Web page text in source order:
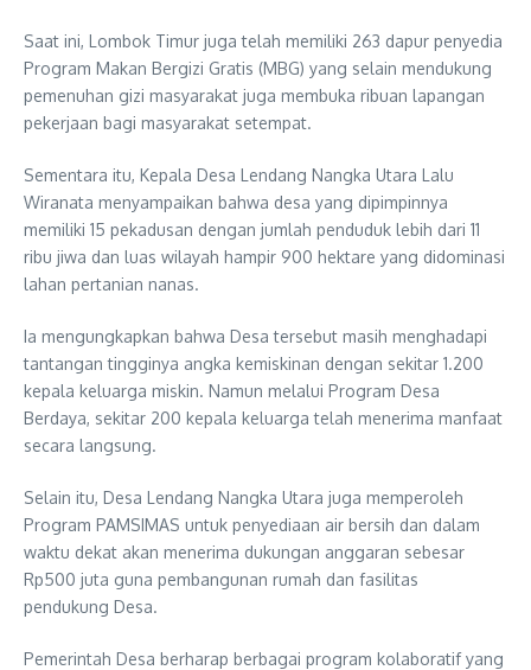
Saat ini, Lombok Timur juga telah memiliki 263 dapur penyedia
Program Makan Bergizi Gratis (MBG) yang selain mendukung
pemenuhan gizi masyarakat juga membuka ribuan lapangan
pekerjaan bagi masyarakat setempat.
Sementara itu, Kepala Desa Lendang Nangka Utara Lalu
Wiranata menyampaikan bahwa desa yang dipimpinnya
memiliki 15 pekadusan dengan jumlah penduduk lebih dari 11
ribu jiwa dan luas wilayah hampir 900 hektare yang didominasi
lahan pertanian nanas.
Ia mengungkapkan bahwa Desa tersebut masih menghadapi
tantangan tingginya angka kemiskinan dengan sekitar 1.200
kepala keluarga miskin. Namun melalui Program Desa
Berdaya, sekitar 200 kepala keluarga telah menerima manfaat
secara langsung.
Selain itu, Desa Lendang Nangka Utara juga memperoleh
Program PAMSIMAS untuk penyediaan air bersih dan dalam
waktu dekat akan menerima dukungan anggaran sebesar
Rp500 juta guna pembangunan rumah dan fasilitas
pendukung Desa.
Pemerintah Desa berharap berbagai program kolaboratif yang